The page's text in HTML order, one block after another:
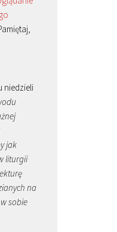
niedzieli
jak
liturgii
na
sobie